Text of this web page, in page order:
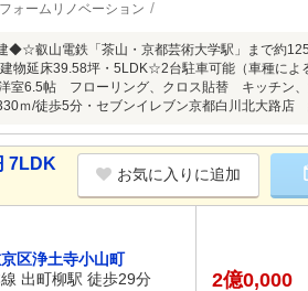
ォームリノベーション
◆☆叡山電鉄「茶山・京都芸術大学駅」まで約
物延床39.58坪・5LDK☆2台駐車可能（車種に
室6.5帖 フローリング、クロス貼替 キッチン
ｍ/徒歩5分・セブンイレブン京都白川北大路
7LDK
お気に入りに追加
区浄土寺小山町
出町柳駅 徒歩29分
2億0,000